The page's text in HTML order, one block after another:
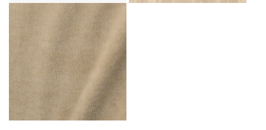
Производитель:
Мебельная фабрика MOBI